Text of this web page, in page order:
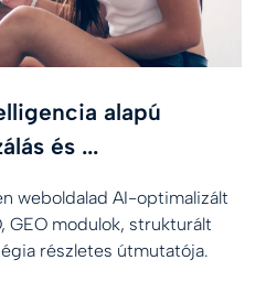
alapú
és ...
weboldalad AI-optimalizált
GEO modulok, strukturált
részletes útmutatója.